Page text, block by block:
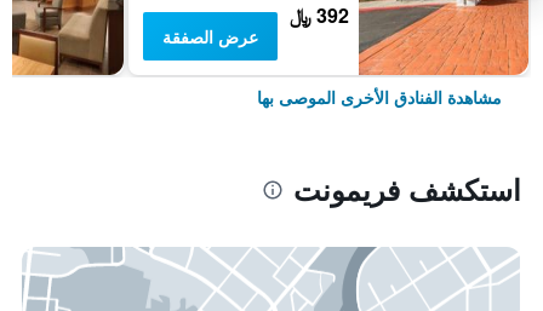
392 ﷼
عرض الصفقة
مشاهدة الفنادق الأخرى الموصى بها
استكشف فريمونت